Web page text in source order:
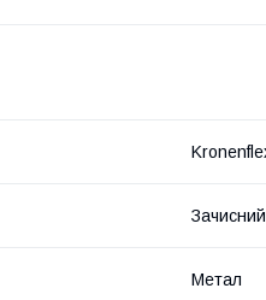
Зачисний
Метал